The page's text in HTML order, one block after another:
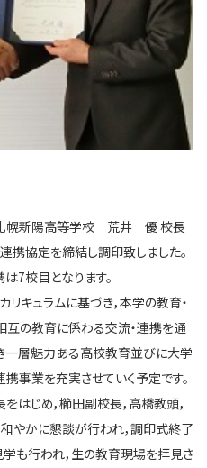
札幌新陽高等学校 荒井 優 校長
協定を締結し調印致しました。
7校目となります。
キュラムに基づき，本学の教育・
互の教育に係わる交流・連携を通
一層魅力ある高校教育並びに大学
事業を充実させていく予定です。
はじめ，櫛田副校長，高橋教頭，
やかに懇談が行われ，調印式終了
も行われ，生の教育現場を拝見さ